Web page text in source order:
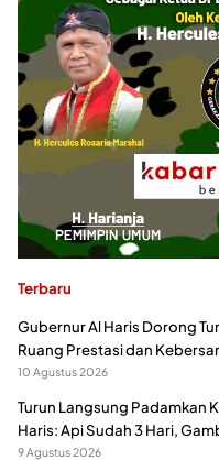
Terbaru
Gubernur Al Haris Dorong
Ruang Prestasi dan
10 Agustus 2026
Turun Langsung Padamkan
Haris: Api Sudah 3 Hari,
9 Agustus 2026